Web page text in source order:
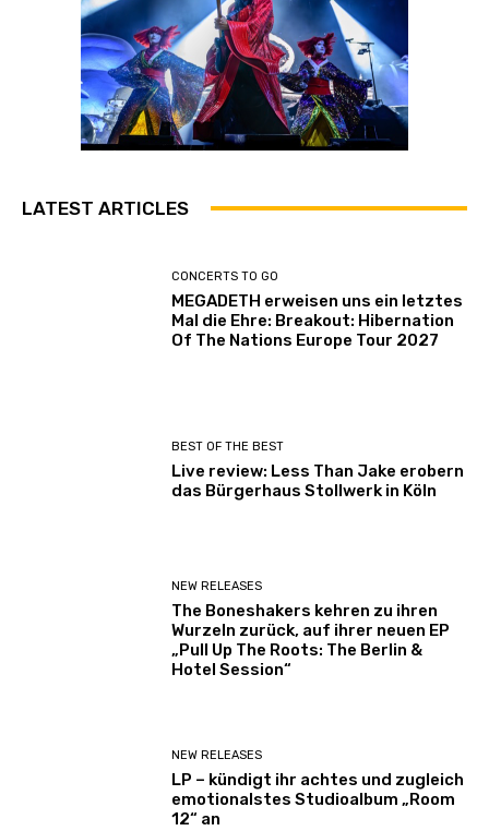
LATEST ARTICLES
CONCERTS TO GO
MEGADETH erweisen uns ein letztes
Mal die Ehre: Breakout: Hibernation
Of The Nations Europe Tour 2027
BEST OF THE BEST
Live review: Less Than Jake erobern
das Bürgerhaus Stollwerk in Köln
NEW RELEASES
The Boneshakers kehren zu ihren
Wurzeln zurück, auf ihrer neuen EP
„Pull Up The Roots: The Berlin &
Hotel Session“
NEW RELEASES
LP – kündigt ihr achtes und zugleich
emotionalstes Studioalbum „Room
12“ an